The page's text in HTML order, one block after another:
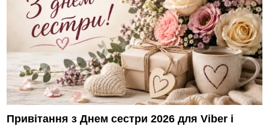
Привітання з Днем сестри 2026 для Viber і